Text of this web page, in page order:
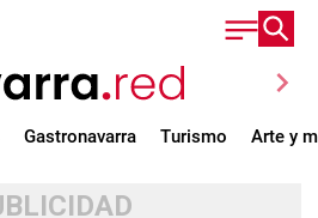
chevron_right
Gastronavarra Turismo Arte y